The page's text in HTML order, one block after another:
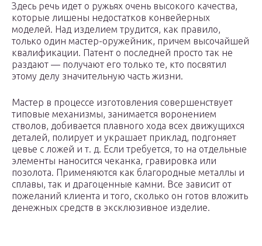
Здесь речь идет о ружьях очень высокого качества,
которые лишены недостатков конвейерных
моделей. Над изделием трудится, как правило,
только один мастер-оружейник, причем высочайшей
квалификации. Патент о последней просто так не
раздают — получают его только те, кто посвятил
этому делу значительную часть жизни.
Мастер в процессе изготовления совершенствует
типовые механизмы, занимается воронением
стволов, добивается плавного хода всех движущихся
деталей, полирует и украшает приклад, подгоняет
цевье с ложей и т. д. Если требуется, то на отдельные
элементы наносится чеканка, гравировка или
позолота. Применяются как благородные металлы и
сплавы, так и драгоценные камни. Все зависит от
пожеланий клиента и того, сколько он готов вложить
денежных средств в эксклюзивное изделие.